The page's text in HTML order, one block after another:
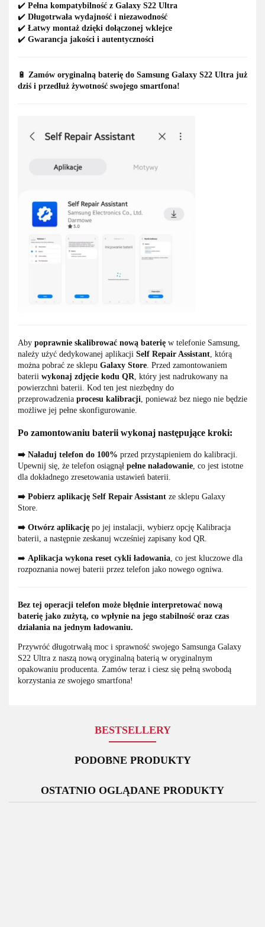
✔️ Pełna kompatybilność z Galaxy S22 Ultra
✔️ Długotrwała wydajność i niezawodność
✔️ Łatwy montaż dzięki dołączonej wklejce
✔️ Gwarancja jakości i autentyczności
🔋 Zamów oryginalną baterię do Samsung Galaxy S22 Ultra już
dziś i przedłuż żywotność swojego smartfona!
Aby poprawnie skalibrować nową baterię w telefonie Samsung,
należy użyć dedykowanej aplikacji Self Repair Assistant, którą
można pobrać ze sklepu Galaxy Store. Przed zamontowaniem
baterii wykonaj zdjęcie kodu QR, który jest nadrukowany na
powierzchni baterii. Kod ten jest niezbędny do
przeprowadzenia procesu kalibracji, ponieważ bez niego nie będzie
możliwe jej pełne skonfigurowanie.
Po zamontowaniu baterii wykonaj następujące kroki:
➡️ Naładuj telefon do 100% przed przystąpieniem do kalibracji.
Upewnij się, że telefon osiągnął pełne naładowanie , co jest istotne
dla dokładnego zresetowania ustawień baterii.
➡️ Pobierz aplikację Self Repair Assistant ze sklepu Galaxy
Store.
➡️ Otwórz aplikację po jej instalacji, wybierz opcję Kalibracja
baterii, a następnie zeskanuj wcześniej zapisany kod QR.
➡️ Aplikacja wykona reset cykli ładowania , co jest kluczowe dla
rozpoznania nowej baterii przez telefon jako nowego ogniwa.
Bez tej operacji telefon może błędnie interpretować nową
baterię jako zużytą, co wpłynie na jego stabilność oraz czas
działania na jednym ładowaniu.
Przywróć długotrwałą moc i sprawność swojego Samsunga Galaxy
S22 Ultra z naszą nową oryginalną baterią w oryginalnym
opakowaniu producenta. Zamów teraz i ciesz się pełną swobodą
korzystania ze swojego smartfona!
BESTSELLERY
PODOBNE PRODUKTY
OSTATNIO OGLĄDANE PRODUKTY